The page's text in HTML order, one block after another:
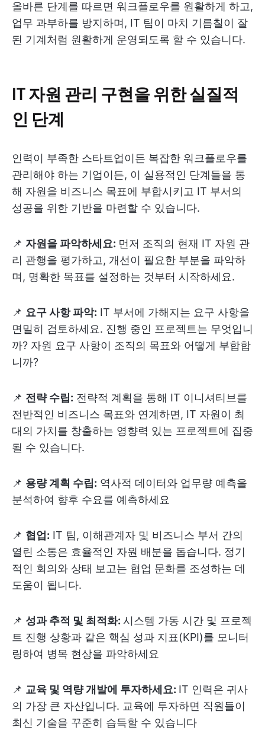
올바른 단계를 따르면 워크플로우를 원활하게 하고,
업무 과부하를 방지하며, IT 팀이 마치 기름칠이 잘
된 기계처럼 원활하게 운영되도록 할 수 있습니다.
IT 자원 관리 구현을 위한 실질적
인 단계
인력이 부족한 스타트업이든 복잡한 워크플로우를
관리해야 하는 기업이든, 이 실용적인 단계들을 통
해 자원을 비즈니스 목표에 부합시키고 IT 부서의
성공을 위한 기반을 마련할 수 있습니다.
📌 자원을 파악하세요: 먼저 조직의 현재 IT 자원 관
리 관행을 평가하고, 개선이 필요한 부분을 파악하
며, 명확한 목표를 설정하는 것부터 시작하세요.
📌 요구 사항 파악: IT 부서에 가해지는 요구 사항을
면밀히 검토하세요. 진행 중인 프로젝트는 무엇입니
까? 자원 요구 사항이 조직의 목표와 어떻게 부합합
니까?
📌 전략 수립: 전략적 계획을 통해 IT 이니셔티브를
전반적인 비즈니스 목표와 연계하면, IT 자원이 최
대의 가치를 창출하는 영향력 있는 프로젝트에 집중
될 수 있습니다.
📌 용량 계획 수립: 역사적 데이터와 업무량 예측을
분석하여 향후 수요를 예측하세요
📌 협업: IT 팀, 이해관계자 및 비즈니스 부서 간의
열린 소통은 효율적인 자원 배분을 돕습니다. 정기
적인 회의와 상태 보고는 협업 문화를 조성하는 데
도움이 됩니다.
📌 성과 추적 및 최적화: 시스템 가동 시간 및 프로젝
트 진행 상황과 같은 핵심 성과 지표(KPI)를 모니터
링하여 병목 현상을 파악하세요
📌 교육 및 역량 개발에 투자하세요: IT 인력은 귀사
의 가장 큰 자산입니다. 교육에 투자하면 직원들이
최신 기술을 꾸준히 습득할 수 있습니다